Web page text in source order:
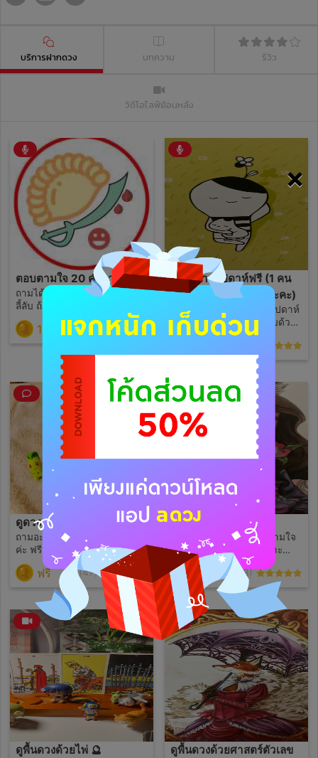
×
บริการฝากดวง บทความ รีวิว
วิดีโอไลฟ์ย้อนหลัง
ตอบตามใจ 20 คำถาม
ถามได้ทุกเรื่อง ยกเว้นเรื่องสิ่ง
ลี้ลับ ถ้าเป็นเรื่องสอบหรือโอกาส
ต่างๆจะตอบเป็น % ขอคำถาม
ชัดเจน ไม่ซ้ำกัน พร้อมชื่อ วัน/
190 (0)
ดูดวงรายสัปดาห์ฟรี (1 คน
ถามได้อาทิตย์ละครั้งนะคะ)
เหตุการณ์ที่จะเกิดขึ้นในสัปดาห์
นี้ ระบุเรื่องที่ต้องการทราบด้วย
นะคะ เช่น งาน เงิน ความรัก ขอ
ท์+กดดาว เป็นค่าครูและกำลัง
ใจให้แม่หมอด้วยนะคะ ขอบคุณ
มากๆเลยค่า
ดูดวงฟรี 1 คำถามค่า🔮
ถามอะไรก็ได้แบบเฉพาะเจาะจง
ค่ะ ฟรีนะคะ ขอรายละเอียด
อย่าง ชื่อ วัน/เดือน/ปีเกิด ด้วย
น้า ถ้าชอบฝากรีวิว + กดดาวให้
แม่หมอด้วยนะคะ 💖
ฟรี (47)
ถาม 5 คำถาม 🔮
ถามอะไรก็ได้ 5 คำถามตามใจ
ลูกดวงค่า ขอคำถามเฉพาะ
เจาะจงนะคะ ห้ามถามซ้อนใน
หนึ่งคำถามนะ เช่น เขารู้สึกยัง
ไง แบบนี้ได้ค่ะ ✅ แต่ถ้ามาแบบ
เขารู้สึกยังไงจะกลับมามั้ย ใน
คำถามเดียว ไม่ได้นะคะ ❌ กด
ดาวให้เค้าด้วยน้า 🥺
59 (3)
ดูพื้นดวงด้วยไพ่ 🔮
ดูพื้นดวงด้วยศาสตร์ตัวเลข